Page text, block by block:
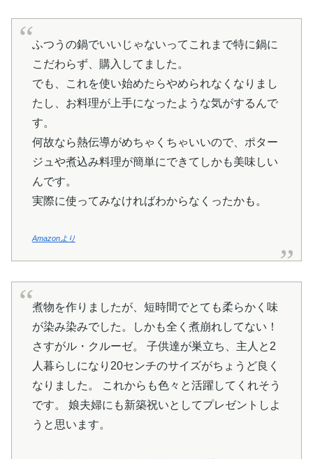
ふつうの鍋でいいじゃないってこれまで特に鍋に
こだわらず、購入してました。
でも、これを使い始めたらやめられなくなりまし
たし、お料理が上手になったような気がするんで
す。
何故なら熱伝導がめちゃくちゃいいので、ポター
ジュや煮込み料理が簡単にできてしかも美味しい
んです。
実際に使ってみなければわからなくったかも。
Amazonより
煮物を作りましたが、短時間でとても柔らかく味
が染み染みでした。しかも全く煮崩れしてない！
さすがル・クルーゼ。 子供達が巣立ち、主人と2
人暮らしになり20センチのサイズがちょうど良く
なりました。 これからも色々と活躍してくれそう
です。 娘夫婦にも新築祝いとしてプレゼントしよ
うと思います。